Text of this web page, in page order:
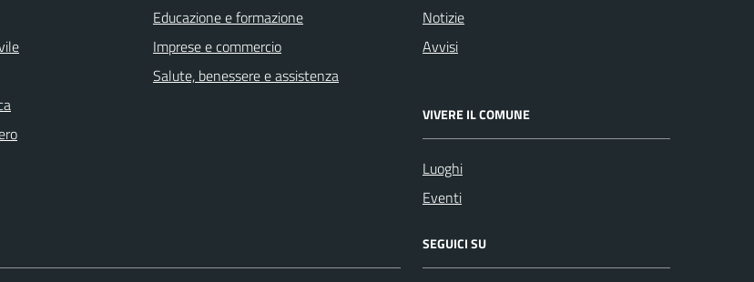
Educazione e formazione
Imprese e commercio
Salute, benessere e assistenza
Notizie
Avvisi
VIVERE IL COMUNE
Luoghi
Eventi
SEGUICI SU